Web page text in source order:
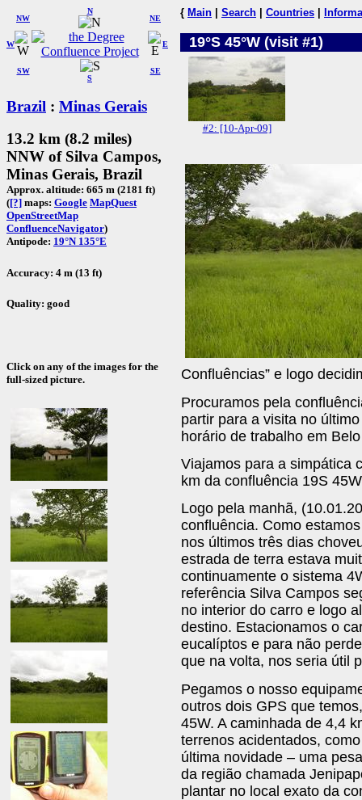
W
NW
N
NE
SW
S
SE
E
Brazil : Minas Gerais
13.2 km (8.2 miles)
NNW of Silva Campos,
Minas Gerais, Brazil
Approx. altitude: 665 m (2181 ft)
([?] maps: Google MapQuest
OpenStreetMap
ConfluenceNavigator)
Antipode: 19°N 135°E
Accuracy: 4 m (13 ft)
Quality: good
Click on any of the images for the
full-sized picture.
{ Main Search Countries
19°S 45°W (visit #1)
#2: [10-Apr-09]
Confluências” e logo
Procuramos pela
partir para a visita no
horário de trabalho em
Viajamos para a simpática
km da confluência 19S
Logo pela manhã,
confluência. Como
nos últimos três dias
estrada de terra estava
continuamente o sistema
referência Silva Campos
no interior do carro e logo
destino. Estacionamos o
eucalíptos e para não
que na volta, nos seria útil
Pegamos o nosso
outros dois GPS que
45W. A caminhada de 4,4
terrenos acidentados,
última novidade – uma
da região chamada
plantar no local exato da